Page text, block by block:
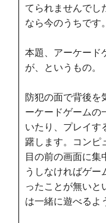
てられませんでし
なら今のうちです。
本題、アーケード
が、というもの。
防犯の面で背後を
ーケードゲームの
いたり、プレイす
躇します。コンピ
目の前の画面に集
うしなければゲ
ったことが無いと
は一緒に遊べるよ